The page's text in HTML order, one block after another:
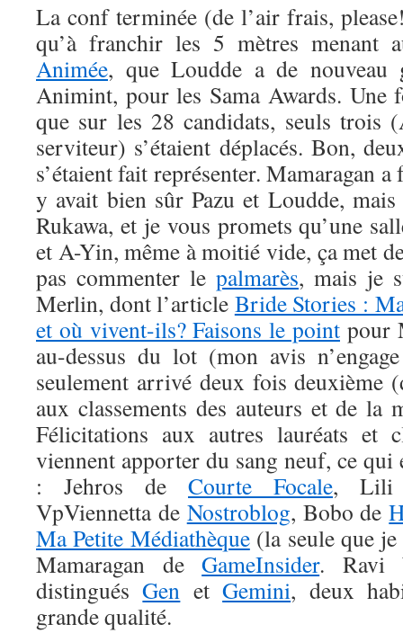
La conf terminée (de l’air frais,
qu’à franchir les 5 mètres
Animée, que Loudde a de nouveau
Animint, pour les Sama Awards. Une
que sur les 28 candidats, seuls trois
serviteur) s’étaient déplacés. Bon,
s’étaient fait représenter. Mamaragan
y avait bien sûr Pazu et Loudde,
Rukawa, et je vous promets qu’une
et A-Yin, même à moitié vide, ça met
pas commenter le palmarès, mais je
Merlin, dont l’article Bride Stories :
et où vivent-ils? Faisons le point pour
au-dessus du lot (mon avis
seulement arrivé deux fois deuxième
aux classements des auteurs et de la
Félicitations aux autres lauréats et
viennent apporter du sang neuf, ce qui
: Jehros de Courte Focale,
VpViennetta de Nostroblog, Bobo de
Ma Petite Médiathèque(la seule que je
Mamaragan deGameInsider. Ravi
distinguésGen etGemini, deux
grande qualité.